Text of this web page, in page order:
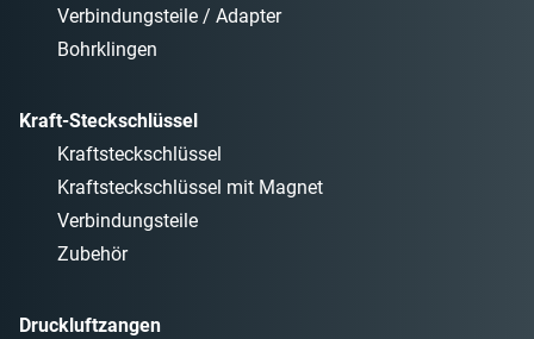
Verbindungsteile / Adapter
Bohrklingen
Kraft-Steckschlüssel
Kraftsteckschlüssel
Kraftsteckschlüssel mit Magnet
Verbindungsteile
Zubehör
Druckluftzangen